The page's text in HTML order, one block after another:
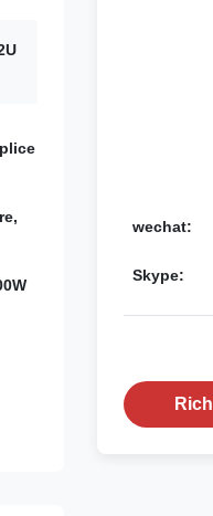
wechat:
Skype: